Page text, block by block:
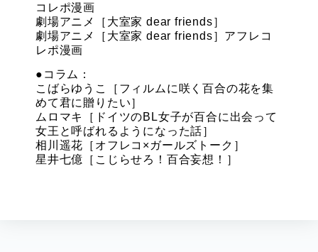
コレポ漫画
劇場アニメ［大室家 dear friends］
劇場アニメ［大室家 dear friends］アフレコ
レポ漫画
●コラム：
こばらゆうこ［フィルムに咲く百合の花を集
めて君に贈りたい］
ムロマキ［ドイツのBL女子が百合に出会って
女王と呼ばれるようになった話］
相川遥花［オフレコ×ガールズトーク］
星井七億［こじらせろ！百合妄想！］